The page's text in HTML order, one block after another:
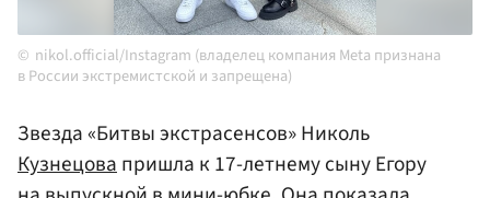
nikol.official/Instagram (владелец компания Meta признана
в России экстремистской и запрещена)
Звезда «Битвы экстрасенсов» Николь
Кузнецовапришла к 17-летнему сыну Егору